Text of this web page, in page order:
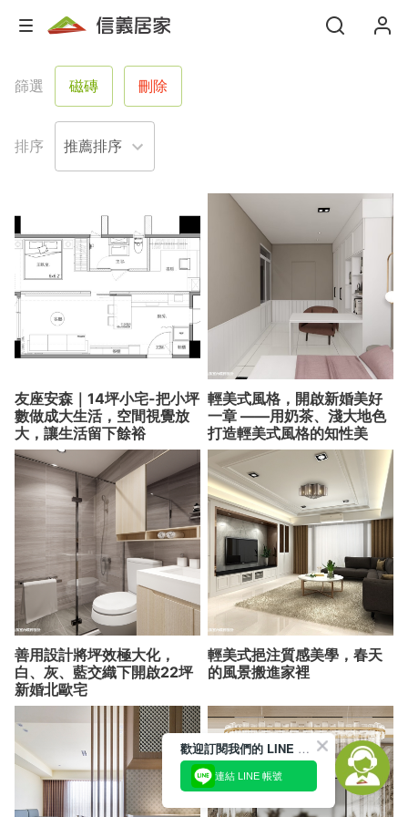
篩選 磁磚 刪除
排序
友座安森｜14坪小宅-把小坪
數做成大生活，空間視覺放
大，讓生活留下餘裕
輕美式風格，開啟新婚美好
一章 ——用奶茶、淺大地色
打造輕美式風格的知性美
善用設計將坪效極大化，
白、灰、藍交織下開啟22坪
新婚北歐宅
輕美式挹注質感美學，春天
的風景搬進家裡
歡迎訂閱我們的 LINE 官方帳號
連結 LINE 帳號